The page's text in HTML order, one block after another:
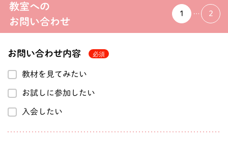
教室への
お問い合わせ
1 2
お問い合わせ内容
教材を見てみたい
お試しに参加したい
入会したい